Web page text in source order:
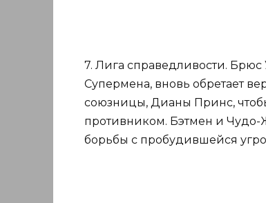
7. Лига справедливости.
Супермена, вновь обретает
союзницы, Дианы Принс,
противником. Бэтмен и
борьбы с пробудившейся